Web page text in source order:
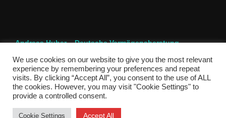
Andreas Huber – Deutsche Vermögensberatung
Copyright © 2026 PSC-Pforzheim
Inspiro Themevon
We use cookies on our website to give you the most relevant
experience by remembering your preferences and repeat
visits. By clicking “Accept All”, you consent to the use of ALL
the cookies. However, you may visit "Cookie Settings" to
provide a controlled consent.
Cookie Settings Accept All